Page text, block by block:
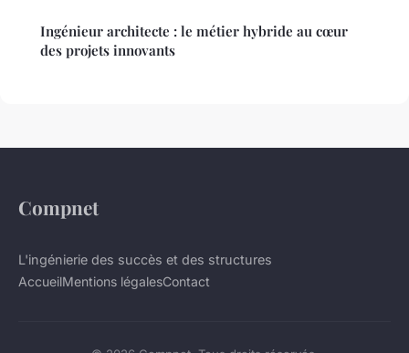
Ingénieur architecte : le métier hybride au cœur
des projets innovants
Compnet
L'ingénierie des succès et des structures
AccueilMentions légalesContact